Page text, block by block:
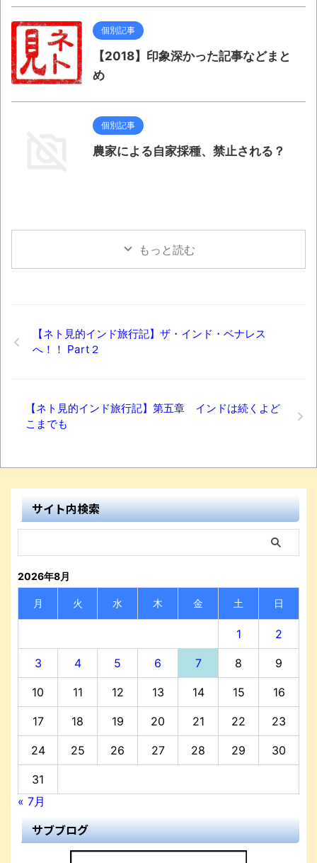
個別記事
【2018】印象深かった記事などまと
め
個別記事
農家による自家採種、禁止される？
もっと読む
【ネト見的インド旅行記】ザ・インド・ベナレス
へ！！ Part２
【ネト見的インド旅行記】第五章 インドは続くよど
こまでも
サイト内検索
2026年8月
月 火 水 木 金 土 日
1 2
3 4 5 6 7 8 9
10 11 12 13 14 15 16
17 18 19 20 21 22 23
24 25 26 27 28 29 30
31
« 7月
サブブログ